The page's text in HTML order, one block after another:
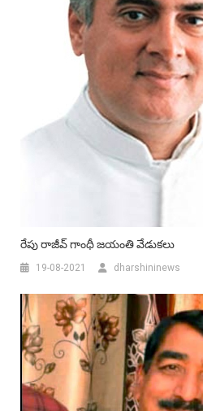
రేపు రాజీవ్ గాంధీ జ‌యంతి వేడుక‌లు
19-08-2021 dharshininews